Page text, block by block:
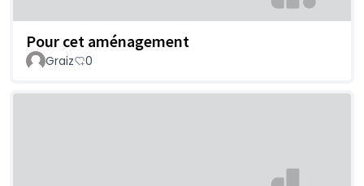
Pour cet aménagement
Graiz 0